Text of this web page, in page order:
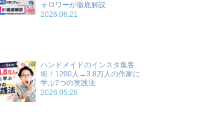
ォロワーが徹底解説
2026.06.21
ハンドメイドのインスタ集客
術！1200人→3.8万人の作家に
学ぶ7つの実践法
2026.05.28